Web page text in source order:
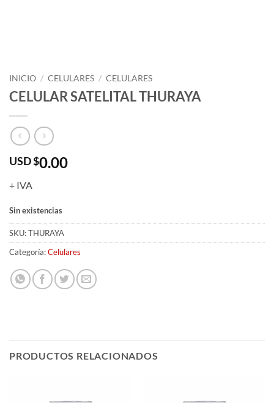
INICIO / CELULARES / CELULARES
CELULAR SATELITAL THURAYA
USD $0.00
+ IVA
Sin existencias
SKU:THURAYA
Categoría:Celulares
PRODUCTOS RELACIONADOS